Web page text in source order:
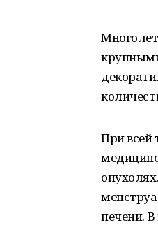
При всей
печени.